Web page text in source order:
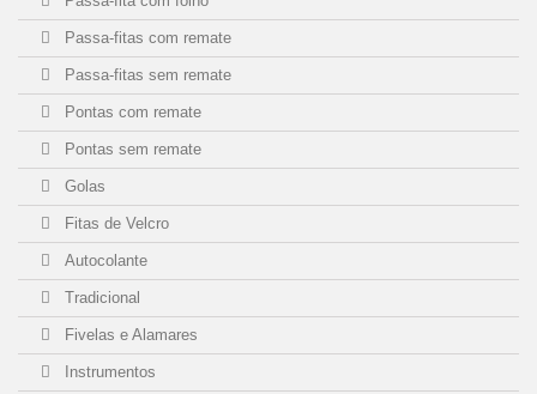
Passa-fitas com remate
Passa-fitas sem remate
Pontas com remate
Pontas sem remate
Golas
Fitas de Velcro
Autocolante
Tradicional
Fivelas e Alamares
Instrumentos